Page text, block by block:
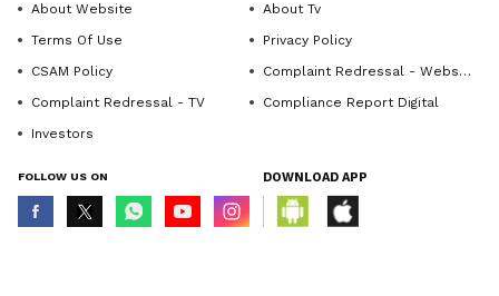
About Website
About Tv
Terms Of Use
Privacy Policy
CSAM Policy
Complaint Redressal - Website
Complaint Redressal - TV
Compliance Report Digital
Investors
FOLLOW US ON DOWNLOAD APP